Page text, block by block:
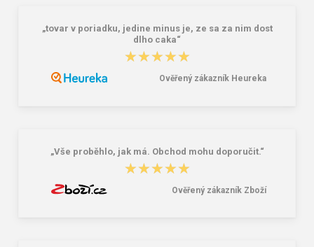
Lee Cooper LCW-26-07-4152M
Dámske gumáky DEMAR RAINNY
„tovar v poriadku, jedine minus je, ze sa za nim dost
dlho caka“
★★★★★
★★★★★
Ověřený zákazník Heureka
„Vše proběhlo, jak má. Obchod mohu doporučit.“
★★★★★
★★★★★
Ověřený zákazník Zboží